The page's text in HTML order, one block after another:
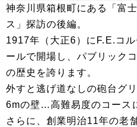
神奈川県箱根町にある「富
ス」探訪の後編。
1917年（大正6）にF.E.コ
ールで開場し、パブリック
の歴史を誇ります。
外すと逃げ道なしの砲台グ
6mの壁…高難易度のコース
さらに、創業明治11年の老